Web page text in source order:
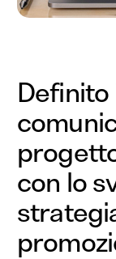
Definito
con lo